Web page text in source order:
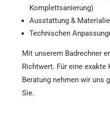
Komplettsanierung)
Ausstattung &
Technischen
Mit unserem Badrechner
Richtwert. Für eine
Beratung nehmen wir uns
Sie.